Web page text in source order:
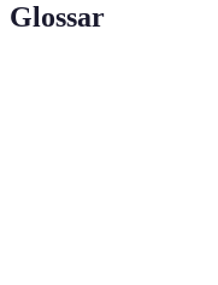
Glossar